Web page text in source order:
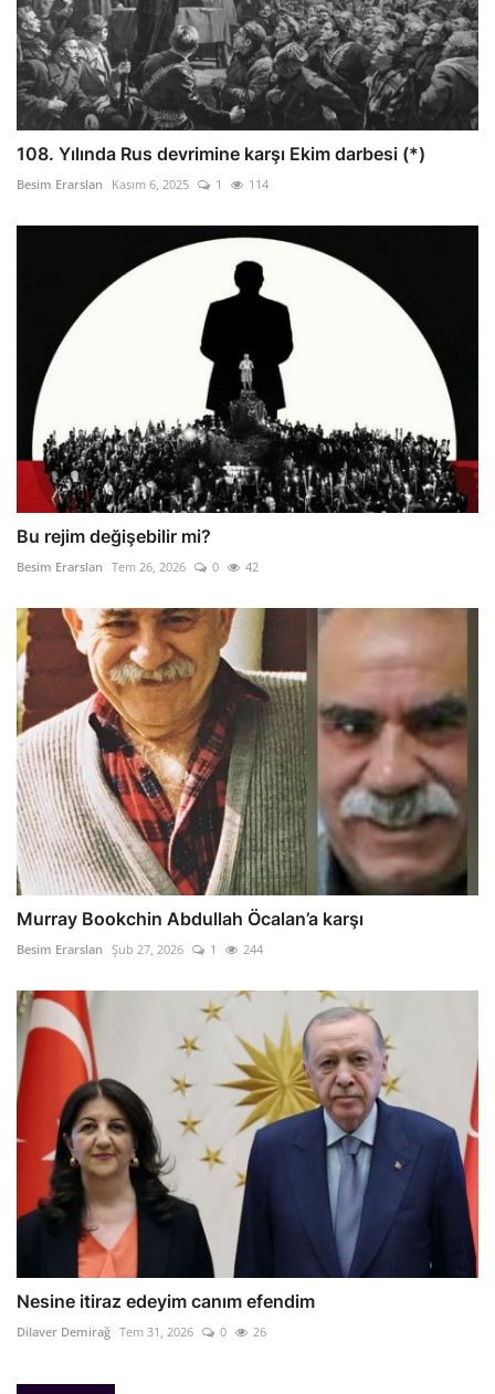
108. Yılında Rus devrimine karşı Ekim darbesi (*)
Besim Erarslan Kasım 6, 2025 1 114
Bu rejim değişebilir mi?
Besim Erarslan Tem 26, 2026 0 42
Murray Bookchin Abdullah Öcalan’a karşı
Besim Erarslan Şub 27, 2026 1 244
Nesine itiraz edeyim canım efendim
Dilaver Demirağ Tem 31, 2026 0 26